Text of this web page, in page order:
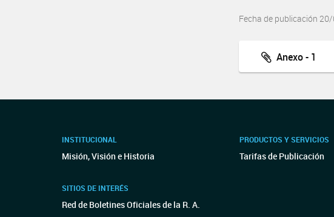
Fecha de publicación
Anexo - 1
INSTITUCIONAL
Misión, Visión e Historia
SITIOS DE INTERÉS
Red de Boletines Oficiales de la R. A.
PRODUCTOS Y SERVICIOS
Tarifas de Publicación